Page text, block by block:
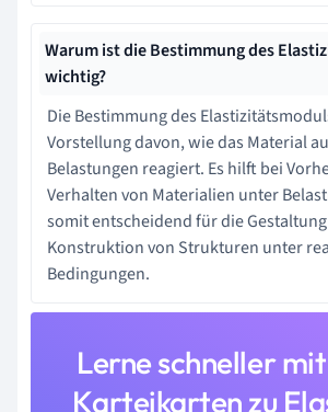
Warum ist die Bestimmung des
wichtig?
Die Bestimmung des
Vorstellung davon, wie das Material
Belastungen reagiert. Es hilft bei
Verhalten von Materialien unter
somit entscheidend für die
Konstruktion von Strukturen unter
Bedingungen.
Lerne schneller mit
Karteikarten zu